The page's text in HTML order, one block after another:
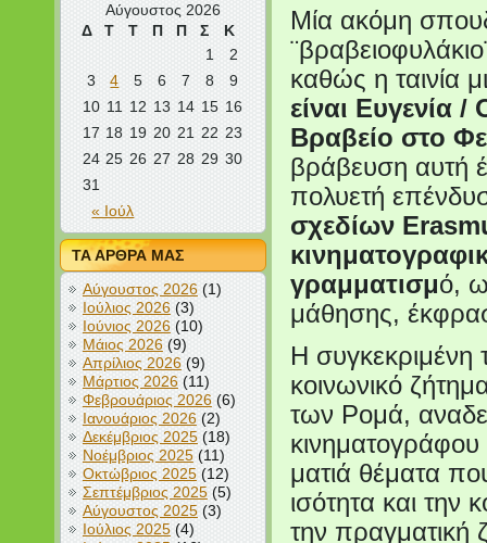
Αύγουστος 2026
Δ
Τ Τ Π Π Σ Κ
« Ιούλ
1
2
3
4 5 6 7 8
9
10 11 12 13 14 15 16
17 18 19 20 21 22 23
24 25 26 27 28 29 30
31
ΤΑ ΑΡΘΡΑ ΜΑΣ
Αύγουστος 2026(1)
Ιούλιος 2026(3)
Ιούνιος 2026(10)
Μάιος 2026(9)
Απρίλιος 2026(9)
Μάρτιος 2026(11)
Φεβρουάριος 2026(6)
Ιανουάριος 2026(2)
Δεκέμβριος 2025(18)
Νοέμβριος 2025(11)
Οκτώβριος 2025(12)
Σεπτέμβριος 2025(5)
Αύγουστος 2025(3)
Ιούλιος 2025(4)
Μία ακόμη
καθώς η ταινία
είναι Ευγενία /
Βραβείο στο
βράβευση αυτή
πολυετή
σχεδίων
γραμματισμό,
μάθησης,
Η συγκεκριμένη
κοινωνικό
των Ρομά,
κινηματογράφου
ματιά θέματα
ισότητα και την
την πραγματική